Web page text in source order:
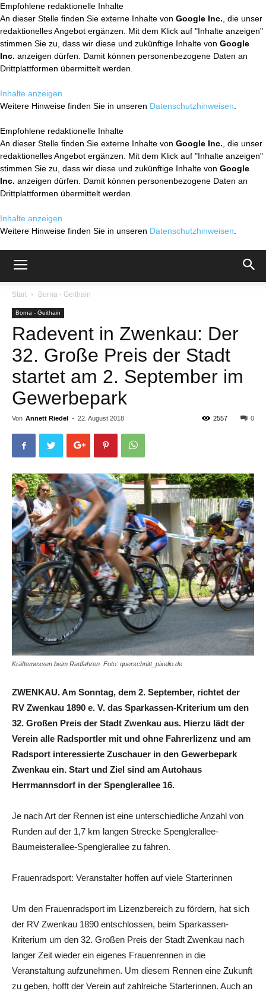
Empfohlene redaktionelle Inhalte
An dieser Stelle finden Sie externe Inhalte von Google Inc. , die unser
redaktionelles Angebot ergänzen. Mit dem Klick auf "Inhalte anzeigen"
stimmen Sie zu, dass wir diese und zukünftige Inhalte von Google
Inc. anzeigen dürfen. Damit können personenbezogene Daten an
Drittplattformen übermittelt werden.
Inhalte anzeigen
Weitere Hinweise finden Sie in unseren Datenschutzhinweisen
Empfohlene redaktionelle Inhalte
An dieser Stelle finden Sie externe Inhalte von Google Inc. , die unser
redaktionelles Angebot ergänzen. Mit dem Klick auf "Inhalte anzeigen"
stimmen Sie zu, dass wir diese und zukünftige Inhalte von Google
Inc. anzeigen dürfen. Damit können personenbezogene Daten an
Drittplattformen übermittelt werden.
Inhalte anzeigen
Weitere Hinweise finden Sie in unseren Datenschutzhinweisen
Start Borna - Geithain
Borna - Geithain
Radevent in Zwenkau: Der
32. Große Preis der Stadt
startet am 2. September im
Gewerbepark
Von Annett Riedel - 22. August 2018 0
2557
Kräftemessen beim Radfahren. Foto: querschnitt_pixelio.de
ZWENKAU. Am Sonntag, dem 2. September, richtet der
RV Zwenkau 1890 e. V. das Sparkassen-Kriterium um den
32. Großen Preis der Stadt Zwenkau aus. Hierzu lädt der
Verein alle Radsportler mit und ohne Fahrerlizenz und am
Radsport interessierte Zuschauer in den Gewerbepark
Zwenkau ein. Start und Ziel sind am Autohaus
Herrmannsdorf in der Spenglerallee 16.
Je nach Art der Rennen ist eine unterschiedliche Anzahl von
Runden auf der 1,7 km langen Strecke Spenglerallee-
Baumeisterallee-Spenglerallee zu fahren.
Frauenradsport: Veranstalter hoffen auf viele Starterinnen
Um den Frauenradsport im Lizenzbereich zu fördern, hat sich
der RV Zwenkau 1890 entschlossen, beim Sparkassen-
Kriterium um den 32. Großen Preis der Stadt Zwenkau nach
langer Zeit wieder ein eigenes Frauenrennen in die
Veranstaltung aufzunehmen. Um diesem Rennen eine Zukunft
zu geben, hofft der Verein auf zahlreiche Starterinnen. Auch an